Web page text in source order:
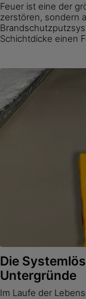
Feuer ist eine der
zerstören, sondern
Schichtdicke einen
Die
Untergründe
Im Laufe der